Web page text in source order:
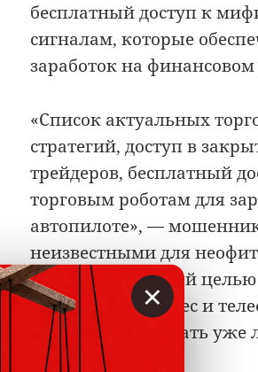
бесплатный доступ к
сигналам, которые
заработок на
«Список актуальных
стратегий, доступ в
трейдеров, бесплатный
торговым роботам для
автопилоте», —
неизвестными для
понятиями с одной
электронный адрес и
потом обрабатывать уже
×